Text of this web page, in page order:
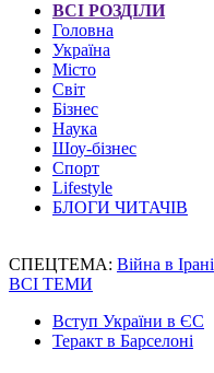
ВСІ РОЗДІЛИ
Головна
Україна
Місто
Світ
Бізнес
Наука
Шоу-бізнес
Спорт
Lifestyle
БЛОГИ ЧИТАЧІВ
СПЕЦТЕМА: Війна в Ірані
ВСІ ТЕМИ
Вступ України в ЄС
Теракт в Барселоні